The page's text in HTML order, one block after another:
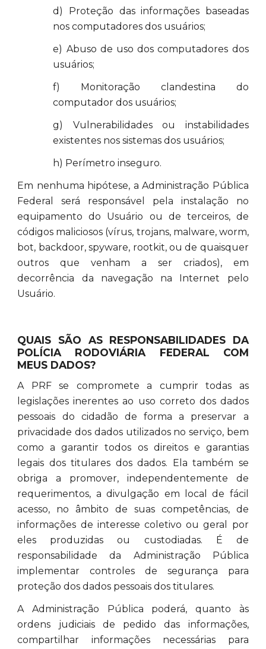
d) Proteção das informações baseadas
nos computadores dos usuários;
e) Abuso de uso dos computadores dos
usuários;
f) Monitoração clandestina do
computador dos usuários;
g) Vulnerabilidades ou instabilidades
existentes nos sistemas dos usuários;
h) Perímetro inseguro.
Em nenhuma hipótese, a Administração Pública
Federal será responsável pela instalação no
equipamento do Usuário ou de terceiros, de
códigos maliciosos (vírus, trojans, malware, worm,
bot, backdoor, spyware, rootkit, ou de quaisquer
outros que venham a ser criados), em
decorrência da navegação na Internet pelo
Usuário.
QUAIS SÃO AS RESPONSABILIDADES DA
POLÍCIA RODOVIÁRIA FEDERAL COM
MEUS DADOS?
A PRF se compromete a cumprir todas as
legislações inerentes ao uso correto dos dados
pessoais do cidadão de forma a preservar a
privacidade dos dados utilizados no serviço, bem
como a garantir todos os direitos e garantias
legais dos titulares dos dados. Ela também se
obriga a promover, independentemente de
requerimentos, a divulgação em local de fácil
acesso, no âmbito de suas competências, de
informações de interesse coletivo ou geral por
eles produzidas ou custodiadas. É de
responsabilidade da Administração Pública
implementar controles de segurança para
proteção dos dados pessoais dos titulares.
A Administração Pública poderá, quanto às
ordens judiciais de pedido das informações,
compartilhar informações necessárias para